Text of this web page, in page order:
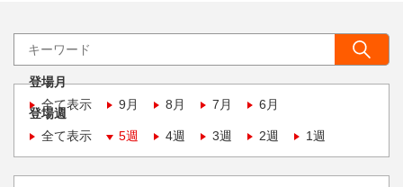
登場月
全て表示
9月 8月 7月 6月
登場週
全て表示
5週 4週 3週 2週 1週